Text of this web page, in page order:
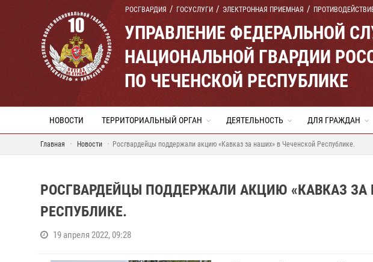
РОСГВАРДИЯ ГОСУСЛУГИ ЭЛЕКТРОННАЯ ПРИЕМНАЯ
УПРАВЛЕНИЕ ФЕДЕРАЛЬНОЙ
НАЦИОНАЛЬНОЙ ГВАРДИИ
ПО ЧЕЧЕНСКОЙ РЕСПУБЛИКЕ
НОВОСТИ ТЕРРИТОРИАЛЬНЫЙ ОРГАН ДЕЯТЕЛЬНОСТЬ ДЛЯ ГРАЖДАН
Главная Новости Росгвардейцы поддержали акцию «Кавказ за наших» в Чеченской Республике.
РОСГВАРДЕЙЦЫ ПОДДЕРЖАЛИ АКЦИЮ «КАВКАЗ ЗА
РЕСПУБЛИКЕ.
19 апреля 2022, 09:28